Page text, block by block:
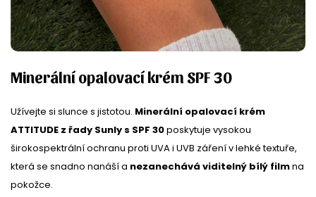
Minerální opalovací krém SPF 30
Užívejte si slunce s jistotou. Minerální opalovací krém
ATTITUDE z řady Sunly s SPF 30poskytuje vysokou
širokospektrální ochranu proti UVA i UVB záření v lehké textuře,
která se snadno nanáší a nezanechává viditelný bílý filmna
pokožce.